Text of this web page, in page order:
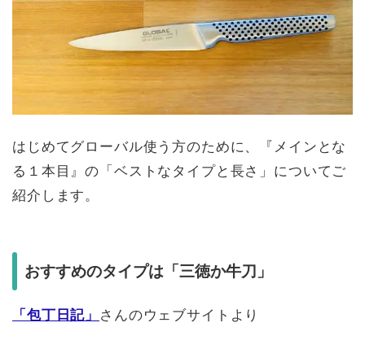
はじめてグローバル使う方のために、『メインとな
る１本目』の「ベストなタイプと長さ」についてご
紹介します。
おすすめのタイプは「三徳か牛刀」
「包丁日記」 さんのウェブサイトより